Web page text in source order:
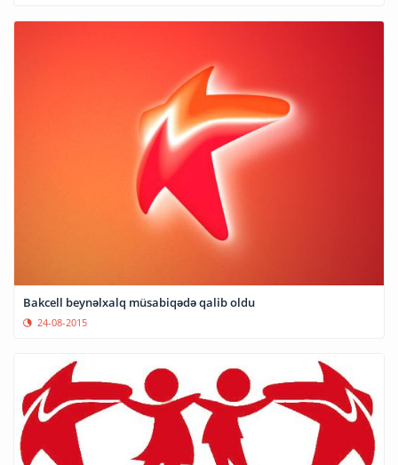
Bakcell beynəlxalq müsabiqədə qalib oldu
24-08-2015